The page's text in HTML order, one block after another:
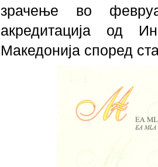
зрачење во
акредитација од
Македонија според